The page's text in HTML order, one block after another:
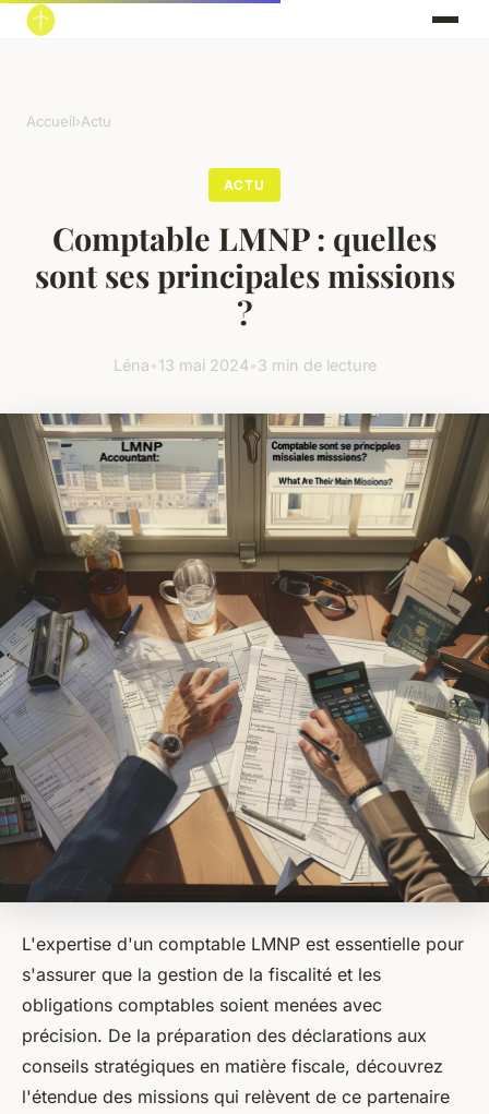
Accueil›Actu
ACTU
Comptable LMNP : quelles
sont ses principales missions
?
Léna•13 mai 2024•3 min de lecture
L'expertise d'un comptable LMNP est essentielle pour
s'assurer que la gestion de la fiscalité et les
obligations comptables soient menées avec
précision. De la préparation des déclarations aux
conseils stratégiques en matière fiscale, découvrez
l'étendue des missions qui relèvent de ce partenaire